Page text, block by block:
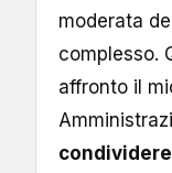
moderata
complesso.
affronto il